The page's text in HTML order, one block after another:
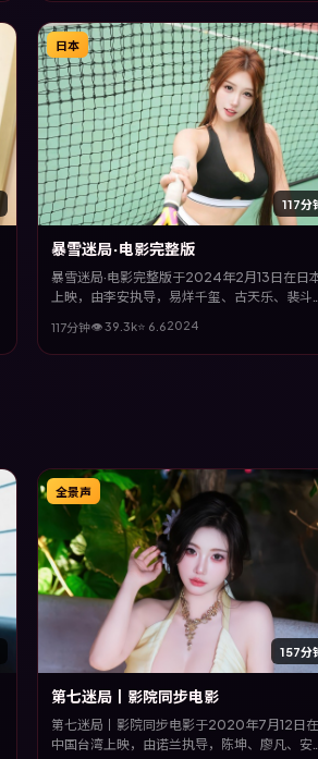
117分
日本
暴雪迷局·电影完整版
暴雪迷局·电影完整版于2024年2月13日在日
上映，由李安执导，易烊千玺、古天乐、裴斗
时代洪流与个体抉择之间，故事层层推进，节奏
紧凑而不失细腻。
117分钟👁39.3k⭐ 6.62024
157分
全景声
第七迷局丨影院同步电影
第七迷局丨影院同步电影于2020年7月12日在
中国台湾上映，由诺兰执导，陈坤、廖凡、安藤